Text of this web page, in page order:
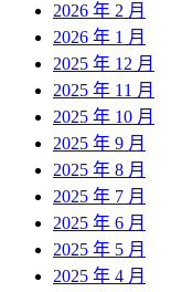
2026 年 2 月
2026 年 1 月
2025 年 12 月
2025 年 11 月
2025 年 10 月
2025 年 9 月
2025 年 8 月
2025 年 7 月
2025 年 6 月
2025 年 5 月
2025 年 4 月